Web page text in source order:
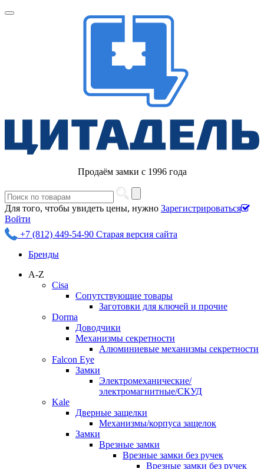
Продаём замки с 1996 года
Для того, чтобы увидеть цены, нужно Зарегистрироваться
Войти
+7 (812) 449-54-90 Старая версия сайта
Бренды
A-Z
Cisa
Сопутствующие товары
Заготовки для ключей и прочие
Dorma
Доводчики
Механизмы секретности
Алюминиевые механизмы секретности
Falcon Eye
Замки
Электромеханические/
электромагнитные/СКУД
Kale
Дверные защелки
Механизмы/корпуса защелок
Замки
Врезные замки
Врезные замки без ручек
Врезные замки без ручек